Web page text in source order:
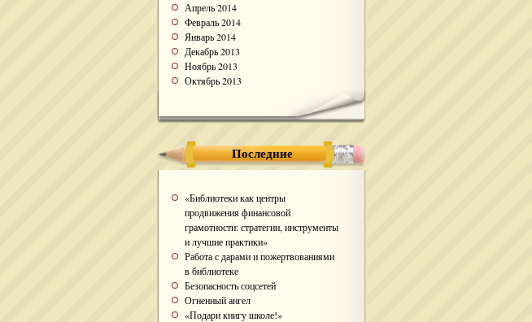
Апрель 2014
Февраль 2014
Январь 2014
Декабрь 2013
Ноябрь 2013
Октябрь 2013
Последние
«Библиотеки как центры
продвижения финансовой
грамотности: стратегии, инструменты
и лучшие практики»
Работа с дарами и пожертвованиями
в библиотеке
Безопасность соцсетей
Огненный ангел
«Подари книгу школе!»